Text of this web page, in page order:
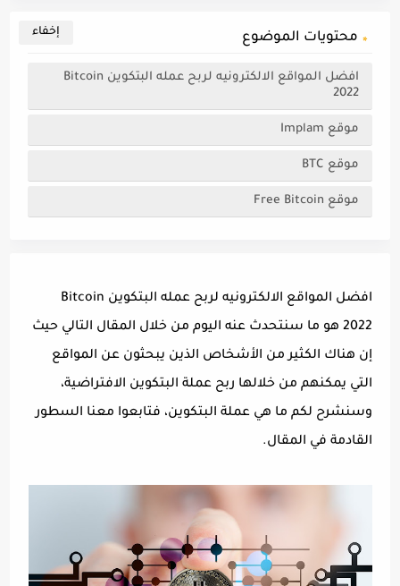
محتويات الموضوع
افضل المواقع الالكترونيه لربح عمله البتكوين Bitcoin
2022
موقع Implam
موقع BTC
موقع Free Bitcoin
افضل المواقع الالكترونيه لربح عمله البتكوين Bitcoin
2022 هو ما سنتحدث عنه اليوم من خلال المقال التالي حيث
إن هناك الكثير من الأشخاص الذين يبحثون عن المواقع
التي يمكنهم من خلالها ربح عملة البتكوين الافتراضية،
وسنشرح لكم ما هي عملة البتكوين، فتابعوا معنا السطور
القادمة في المقال.